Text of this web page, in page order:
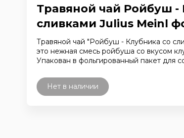
Травяной чай Ройбуш -
сливками Julius Meinl
Травяной чай "Ройбуш - Клубника со
это нежная смесь ройбуша со вкусом
Упакован в фольгированный пакет для
Нет в наличии